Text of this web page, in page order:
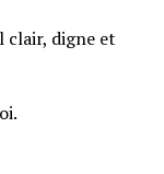
clair, digne et